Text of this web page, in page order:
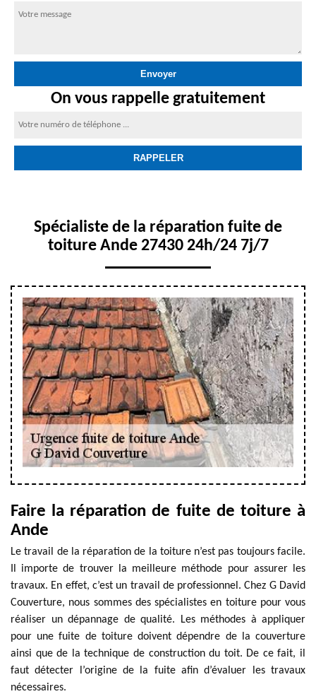
On vous rappelle gratuitement
Spécialiste de la réparation fuite de
toiture Ande 27430 24h/24 7j/7
Faire la réparation de fuite de toiture à
Ande
Le travail de la réparation de la toiture n’est pas toujours facile.
Il importe de trouver la meilleure méthode pour assurer les
travaux. En effet, c’est un travail de professionnel. Chez G David
Couverture, nous sommes des spécialistes en toiture pour vous
réaliser un dépannage de qualité. Les méthodes à appliquer
pour une fuite de toiture doivent dépendre de la couverture
ainsi que de la technique de construction du toit. De ce fait, il
faut détecter l’origine de la fuite afin d’évaluer les travaux
nécessaires.